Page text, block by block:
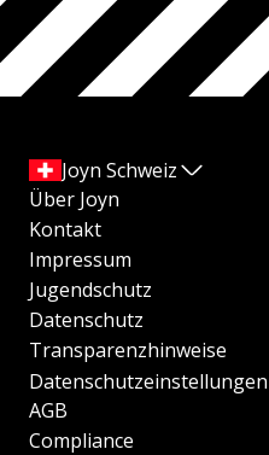
Joyn Schweiz
Über Joyn
Kontakt
Impressum
Jugendschutz
Datenschutz
Transparenzhinweise
Datenschutzeinstellungen
AGB
Compliance